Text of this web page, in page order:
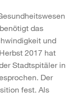
das
und
2017 hat
Stadtspitäler in
Der
fest. Als